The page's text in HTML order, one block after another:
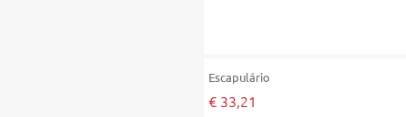
Escapulário
€ 33,21